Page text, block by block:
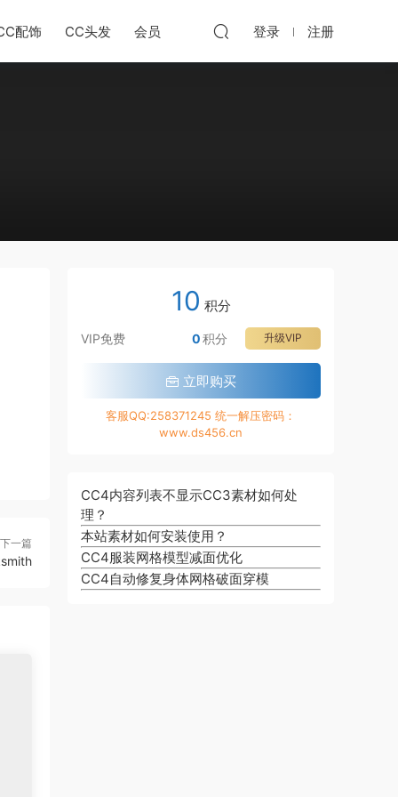
配饰 CC头发 会员 登录 注册
下一篇
10 积分
VIP免费 升级VIP
0积分
立即购买
客服QQ:258371245 统一解压密码：
www.ds456.cn
CC4内容列表不显示CC3素材如何处
理？
本站素材如何安装使用？
CC4服装网格模型减面优化
CC4自动修复身体网格破面穿模